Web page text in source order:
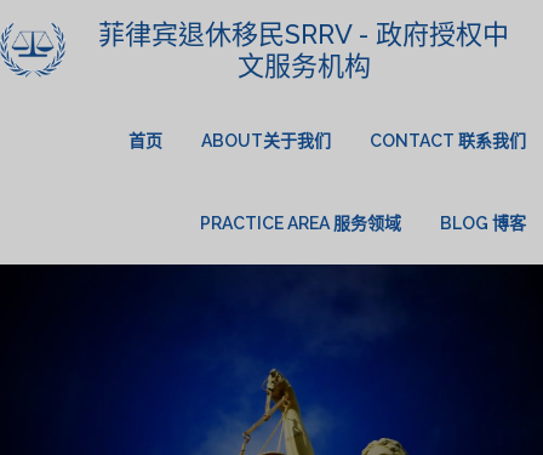
菲律宾退休移民SRRV - 政府授权中
文服务机构
首页 ABOUT关于我们 CONTACT 联系我们
PRACTICE AREA 服务领域 BLOG 博客